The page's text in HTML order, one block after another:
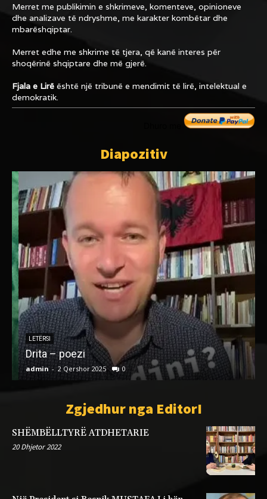
Merret me publikimin e shkrimeve, komenteve, opinioneve
dhe analizave të ndryshme, me karakter kombëtar dhe
mbarëshqiptar.
Merret edhe me shkrime të tjera, që kanë interes për
shoqërinë shqiptare dhe më gjerë.
Fjala e Lirë është një tribunë e mendimit të lirë, intelektual e
demokratik.
Diapozitiv
LETËRSI
Drita – poezi
admin - 2 Qershor 2025 0
Zgjedhur nga EditorI
SHËMBËLLTYRË ATDHETARIE
20 Dhjetor 2022